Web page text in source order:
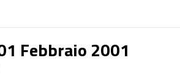
Febbraio 2001